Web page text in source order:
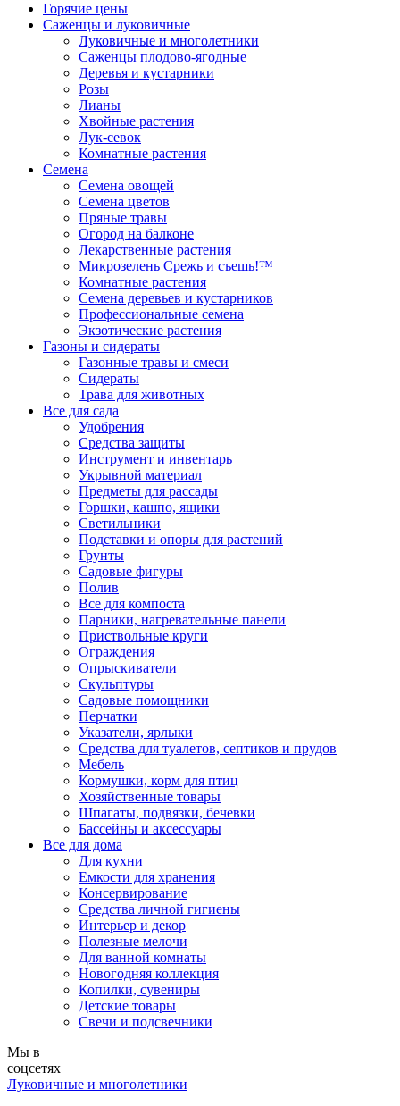
Горячие цены
Саженцы и луковичные
Луковичные и многолетники
Саженцы плодово-ягодные
Деревья и кустарники
Розы
Лианы
Хвойные растения
Лук-севок
Комнатные растения
Семена
Семена овощей
Семена цветов
Пряные травы
Огород на балконе
Лекарственные растения
Микрозелень Срежь и съешь!™
Комнатные растения
Семена деревьев и кустарников
Профессиональные семена
Экзотические растения
Газоны и сидераты
Газонные травы и смеси
Сидераты
Трава для животных
Все для сада
Удобрения
Средства защиты
Инструмент и инвентарь
Укрывной материал
Предметы для рассады
Горшки, кашпо, ящики
Светильники
Подставки и опоры для растений
Грунты
Садовые фигуры
Полив
Все для компоста
Парники, нагревательные панели
Приствольные круги
Ограждения
Опрыскиватели
Скульптуры
Садовые помощники
Перчатки
Указатели, ярлыки
Средства для туалетов, септиков и прудов
Мебель
Кормушки, корм для птиц
Хозяйственные товары
Шпагаты, подвязки, бечевки
Бассейны и аксессуары
Все для дома
Для кухни
Емкости для хранения
Консервирование
Средства личной гигиены
Интерьер и декор
Полезные мелочи
Для ванной комнаты
Новогодняя коллекция
Копилки, сувениры
Детские товары
Свечи и подсвечники
Мы в
соцсетях
Луковичные и многолетники